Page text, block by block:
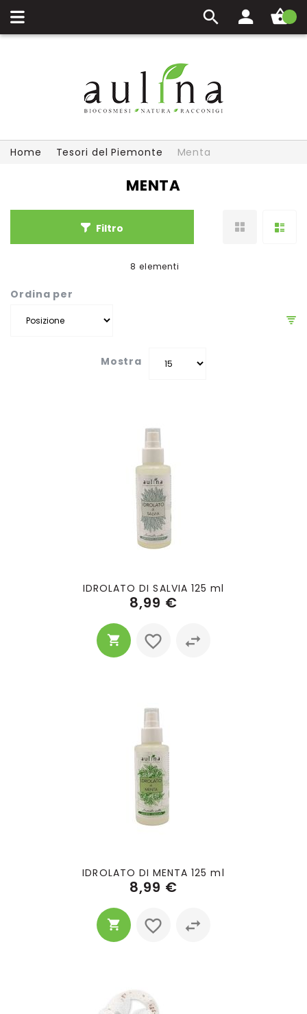
Carrello
Home Tesori del Piemonte Menta
MENTA
Filtro
Ordina per
8 elementi
Mostra
IDROLATO DI SALVIA 125 ml
8,99 €
IDROLATO DI MENTA 125 ml
8,99 €